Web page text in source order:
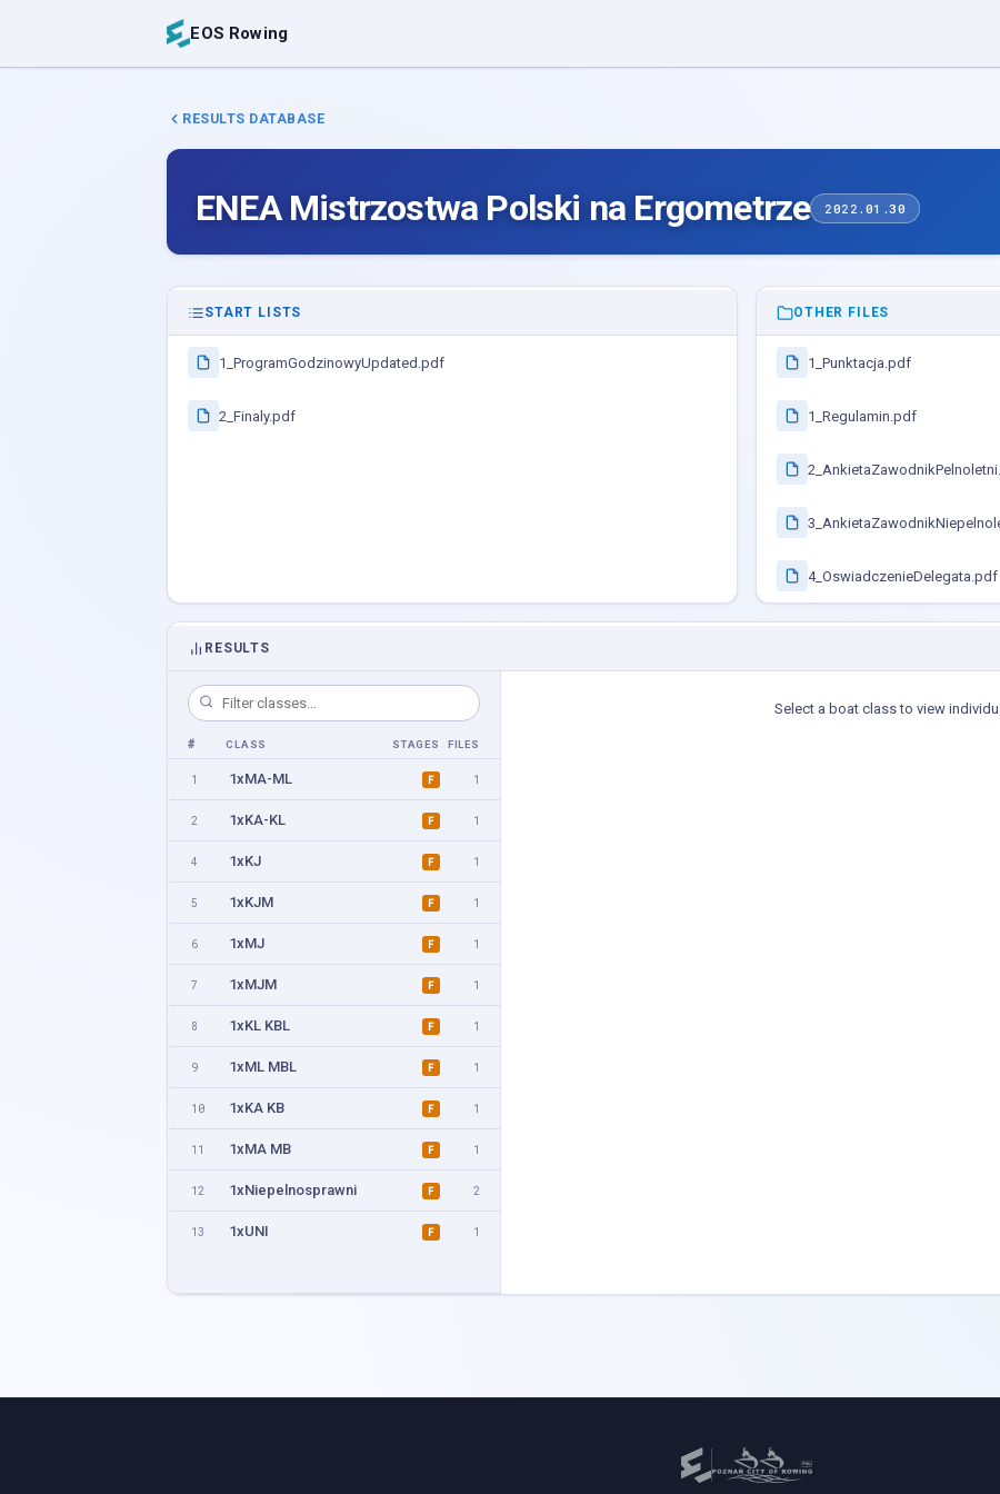
EOS Rowing
RESULTS DATABASE
ENEA Mistrzostwa Polski na Ergometrze 2022.01.30
START LISTS
1_ProgramGodzinowyUpdated.pdf
2_Finaly.pdf
OTHER FILES
1_Punktacja.pdf
1_Regulamin.pdf
4_OswiadczenieDelegata.pdf
RESULTS
# CLASS STAGES FILES
1 1xMA-ML F 1
2 1xKA-KL F 1
4 1xKJ F 1
5 1xKJM F 1
6 1xMJ F 1
7 1xMJM F 1
8 1xKL KBL F 1
9 1xML MBL F 1
10 1xKA KB F 1
11 1xMA MB F 1
12 1xNiepelnosprawni F 2
13 1xUNI F 1
Select a boat class to view